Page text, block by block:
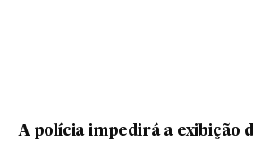
A polícia impedirá a exibição